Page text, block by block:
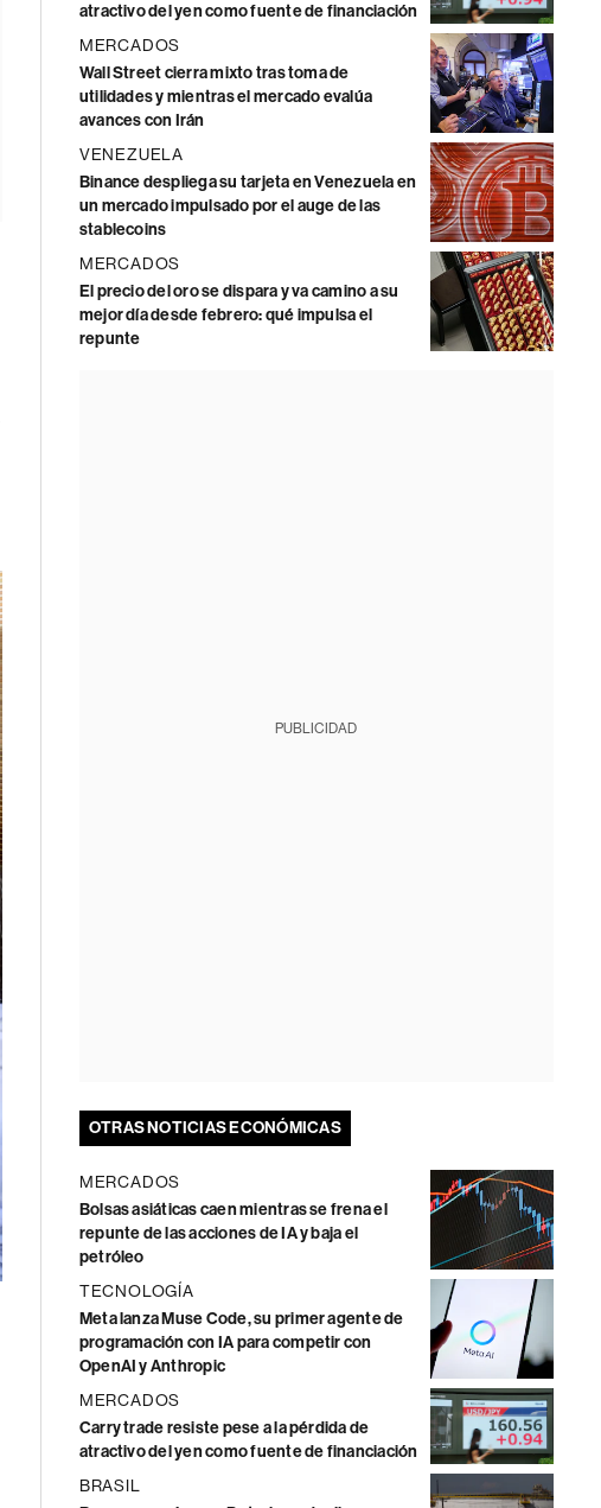
atractivo del yen como fuente de financiación
MERCADOS
Wall Street cierra mixto tras toma de
utilidades y mientras el mercado evalúa
avances con Irán
VENEZUELA
Binance despliega su tarjeta en Venezuela en
un mercado impulsado por el auge de las
stablecoins
MERCADOS
El precio del oro se dispara y va camino a su
mejor día desde febrero: qué impulsa el
repunte
PUBLICIDAD
OTRAS NOTICIAS ECONÓMICAS
MERCADOS
Bolsas asiáticas caen mientras se frena el
repunte de las acciones de IA y baja el
petróleo
TECNOLOGÍA
Meta lanza Muse Code, su primer agente de
programación con IA para competir con
OpenAI y Anthropic
MERCADOS
Carry trade resiste pese a la pérdida de
atractivo del yen como fuente de financiación
BRASIL